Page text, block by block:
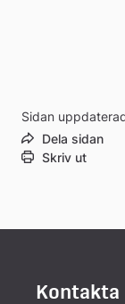
Sidan
Dela sidan
Skriv ut
Kontakta